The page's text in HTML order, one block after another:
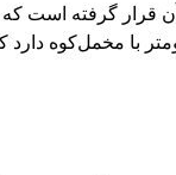
در شمال این جاذبه و در
به عنوان دومین کانون جمعیتی